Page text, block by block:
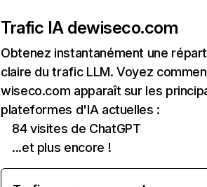
Trafic IA dewiseco.com
Obtenez instantanément une
claire du trafic LLM. Voyez
wiseco.com apparaît sur les
plateformes d'IA actuelles :
84 visites de ChatGPT
...et plus encore !